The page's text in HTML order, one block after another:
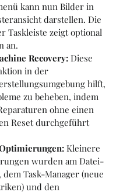
kann nun Bilder in
darstellen. Die
Taskleiste zeigt optional
an.
Recovery: Diese
in der
hilft,
zu beheben, indem
ohne einen
Reset durchgeführt
Kleinere
wurden am Datei-
Task-Manager (neue
und den